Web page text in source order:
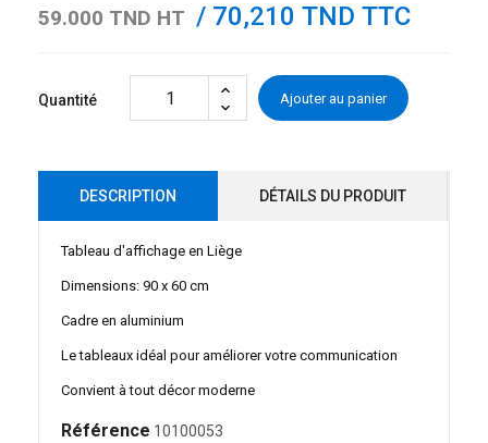
59.000 TND HT / 70,210 TND TTC
Quantité Ajouter au panier
DESCRIPTION DÉTAILS DU PRODUIT
Tableau d'affichage en Liège
Dimensions: 90 x 60 cm
Cadre en aluminium
Le tableaux idéal pour améliorer votre communication
Convient à tout décor moderne
Référence 10100053